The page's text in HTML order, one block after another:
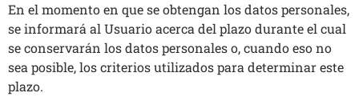
En el momento en que se obtengan los datos personales,
se informará al Usuario acerca del plazo durante el cual
se conservarán los datos personales o, cuando eso no
sea posible, los criterios utilizados para determinar este
plazo.